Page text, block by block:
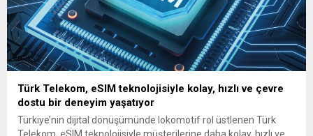
Türk Telekom, eSIM teknolojisiyle kolay, hızlı ve çevre
dostu bir deneyim yaşatıyor
Türkiye’nin dijital dönüşümünde lokomotif rol üstlenen Türk